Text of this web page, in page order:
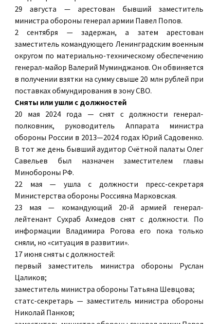
29 августа — арестован бывший заместитель
министра обороны генерал армии Павел Попов.
2 сентября — задержан, а затем арестован
заместитель командующего Ленинградским военным
округом по материально-техническому обеспечению
генерал-майор Валерий Муминджанов. Он обвиняется
в получении взятки на сумму свыше 20 млн рублей при
поставках обмундирования в зону СВО.
Сняты или ушли с должностей
20 мая 2024 года — снят с должности генерал-
полковник, руководитель Аппарата министра
обороны России в 2013—2024 годах Юрий Садовенко.
В тот же день бывший аудитор Счётной палаты Олег
Савельев был назначен заместителем главы
Минобороны РФ.
22 мая — ушла с должности пресс-секретаря
Министерства обороны Россияна Марковская.
23 мая — командующий 20-й армией генерал-
лейтенант Сухраб Ахмедов снят с должности. По
информации Владимира Рогова его пока только
сняли, но «ситуация в развитии».
17 июня сняты с должностей:
первый заместитель министра обороны Руслан
Цаликов;
заместитель министра обороны Татьяна Шевцова;
статс-секретарь — заместитель министра обороны
Николай Панков;